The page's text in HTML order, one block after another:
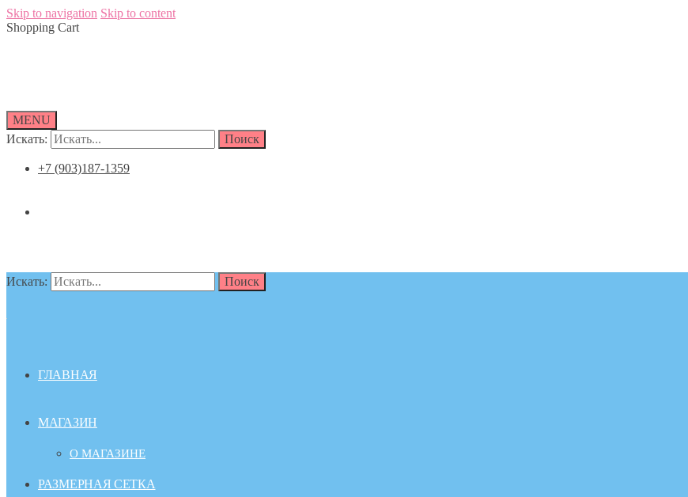
Skip to navigation Skip to content
Shopping Cart
MENU
Искать:
Поиск
+7 (903)187-1359
Искать: Поиск
ГЛАВНАЯ
МАГАЗИН
О МАГАЗИНЕ
РАЗМЕРНАЯ СЕТКА